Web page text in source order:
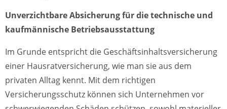
Unverzichtbare Absicherung für die technische und
kaufmännische Betriebsausstattung
Im Grunde entspricht die Geschäftsinhaltsversicherung
einer Hausratversicherung, wie man sie aus dem
privaten Alltag kennt. Mit dem richtigen
Versicherungsschutz können sich Unternehmen vor